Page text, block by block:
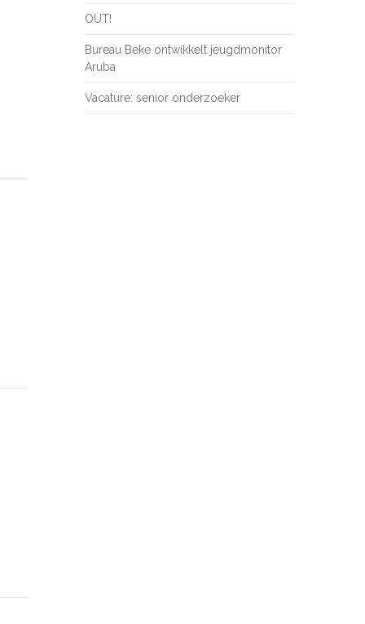
OUT!
Bureau Beke ontwikkelt jeugdmonitor
Aruba
Vacature: senior onderzoeker